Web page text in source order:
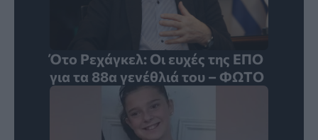
Ότο Ρεχάγκελ: Οι ευχές της EΠΟ
για τα 88α γενέθλιά του – ΦΩΤΟ